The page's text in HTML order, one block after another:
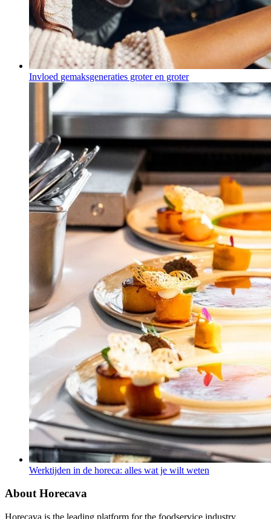
Invloed gemaksgeneraties groter en groter
Werktijden in de horeca: alles wat je wilt weten
About Horecava
Horecava is the leading platform for the foodservice industry.